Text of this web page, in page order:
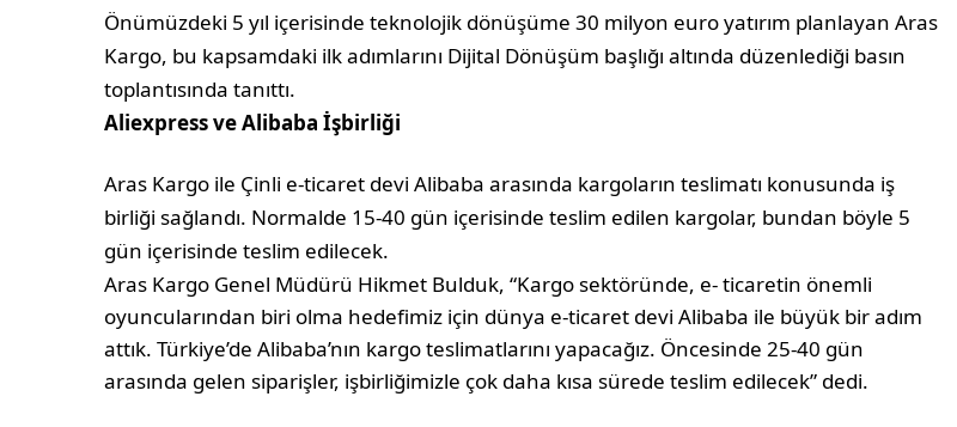
Önümüzdeki 5 yıl içerisinde teknolojik dönüşüme 30 milyon euro yatırım planlayan Aras
Kargo, bu kapsamdaki ilk adımlarını Dijital Dönüşüm başlığı altında düzenlediği basın
toplantısında tanıttı.
Aliexpress ve Alibaba İşbirliği
Aras Kargo ile Çinli e-ticaret devi Alibaba arasında kargoların teslimatı konusunda iş
birliği sağlandı. Normalde 15-40 gün içerisinde teslim edilen kargolar, bundan böyle 5
gün içerisinde teslim edilecek.
Aras Kargo Genel Müdürü Hikmet Bulduk, “Kargo sektöründe, e- ticaretin önemli
oyuncularından biri olma hedefimiz için dünya e-ticaret devi Alibaba ile büyük bir adım
attık. Türkiye’de Alibaba’nın kargo teslimatlarını yapacağız. Öncesinde 25-40 gün
arasında gelen siparişler, işbirliğimizle çok daha kısa sürede teslim edilecek” dedi.